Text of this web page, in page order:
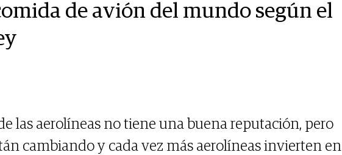
de avión del mundo según el
las aerolíneas no tiene una buena reputación, pero
cambiando y cada vez más aerolíneas invierten en